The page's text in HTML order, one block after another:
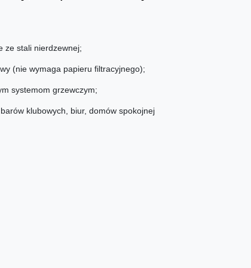
ze stali nierdzewnej;
(nie wymaga papieru filtracyjnego);
systemom grzewczym;
klubowych, biur, domów spokojnej